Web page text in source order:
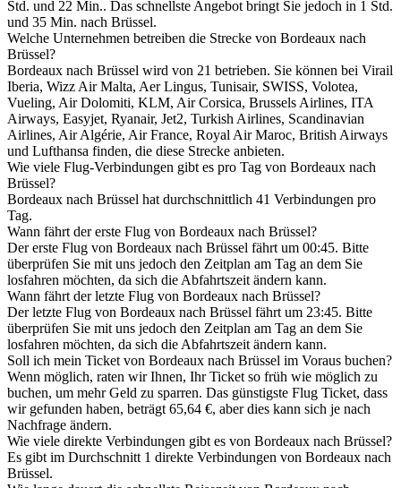
Std. und 22 Min.. Das schnellste Angebot bringt Sie jedoch in 1 Std.
und 35 Min. nach Brüssel.
Welche Unternehmen betreiben die Strecke von Bordeaux nach
Brüssel?
Bordeaux nach Brüssel wird von 21 betrieben. Sie können bei Virail
Iberia, Wizz Air Malta, Aer Lingus, Tunisair, SWISS, Volotea,
Vueling, Air Dolomiti, KLM, Air Corsica, Brussels Airlines, ITA
Airways, Easyjet, Ryanair, Jet2, Turkish Airlines, Scandinavian
Airlines, Air Algérie, Air France, Royal Air Maroc, British Airways
und Lufthansa finden, die diese Strecke anbieten.
Wie viele Flug-Verbindungen gibt es pro Tag von Bordeaux nach
Brüssel?
Bordeaux nach Brüssel hat durchschnittlich 41 Verbindungen pro
Tag.
Wann fährt der erste Flug von Bordeaux nach Brüssel?
Der erste Flug von Bordeaux nach Brüssel fährt um 00:45. Bitte
überprüfen Sie mit uns jedoch den Zeitplan am Tag an dem Sie
losfahren möchten, da sich die Abfahrtszeit ändern kann.
Wann fährt der letzte Flug von Bordeaux nach Brüssel?
Der letzte Flug von Bordeaux nach Brüssel fährt um 23:45. Bitte
überprüfen Sie mit uns jedoch den Zeitplan am Tag an dem Sie
losfahren möchten, da sich die Abfahrtszeit ändern kann.
Soll ich mein Ticket von Bordeaux nach Brüssel im Voraus buchen?
Wenn möglich, raten wir Ihnen, Ihr Ticket so früh wie möglich zu
buchen, um mehr Geld zu sparren. Das günstigste Flug Ticket, dass
wir gefunden haben, beträgt 65,64 €, aber dies kann sich je nach
Nachfrage ändern.
Wie viele direkte Verbindungen gibt es von Bordeaux nach Brüssel?
Es gibt im Durchschnitt 1 direkte Verbindungen von Bordeaux nach
Brüssel.